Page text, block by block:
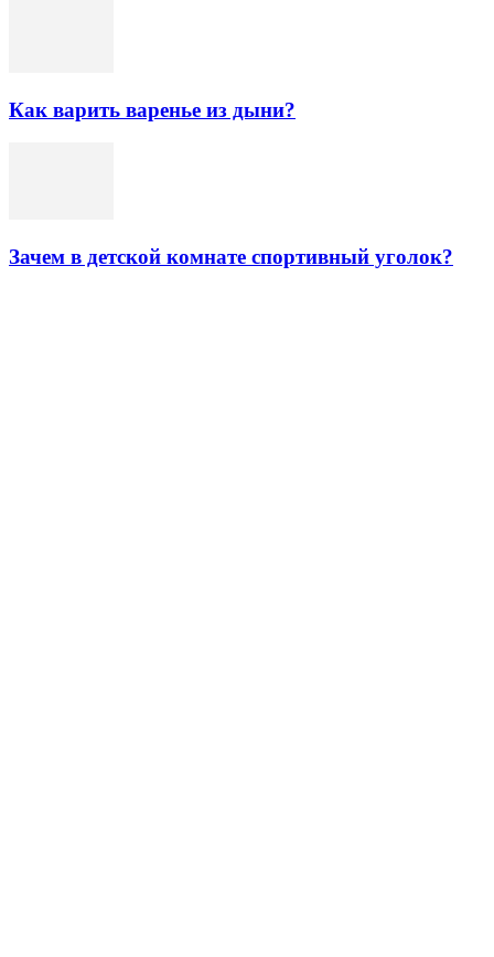
Как варить варенье из дыни?
Зачем в детской комнате спортивный уголок?